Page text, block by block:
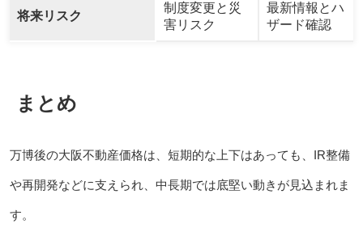
将来リスク
制度変更と災
害リスク
最新情報とハ
ザード確認
まとめ
万博後の大阪不動産価格は、短期的な上下はあっても、IR整備
や再開発などに支えられ、中長期では底堅い動きが見込まれま
す。